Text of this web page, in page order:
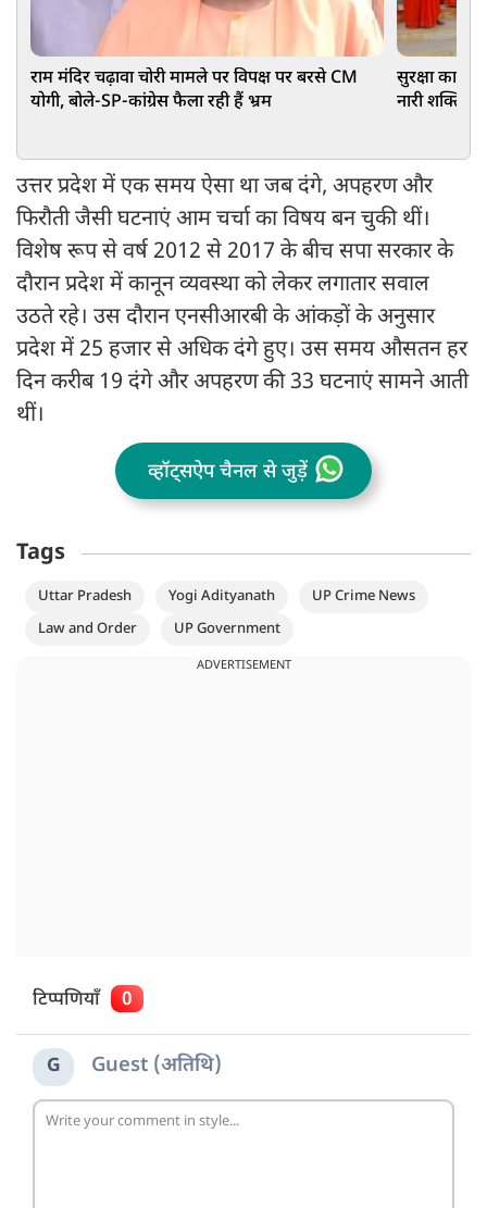
राम मंदिर चढ़ावा चोरी मामले पर विपक्ष पर बरसे CM
योगी, बोले-SP-कांग्रेस फैला रही हैं भ्रम
सुरक्षा का
नारी शक्ति
उत्तर प्रदेश में एक समय ऐसा था जब दंगे, अपहरण और
फिरौती जैसी घटनाएं आम चर्चा का विषय बन चुकी थीं।
विशेष रूप से वर्ष 2012 से 2017 के बीच सपा सरकार के
दौरान प्रदेश में कानून व्यवस्था को लेकर लगातार सवाल
उठते रहे। उस दौरान एनसीआरबी के आंकड़ों के अनुसार
प्रदेश में 25 हजार से अधिक दंगे हुए। उस समय औसतन हर
दिन करीब 19 दंगे और अपहरण की 33 घटनाएं सामने आती
थीं।
व्हॉट्सऐप चैनल से जुड़ें
Tags
Uttar Pradesh Yogi Adityanath
UP Crime News
Law and Order
UP Government
ADVERTISEMENT
टिप्पणियाँ 0
G Guest (अतिथि)